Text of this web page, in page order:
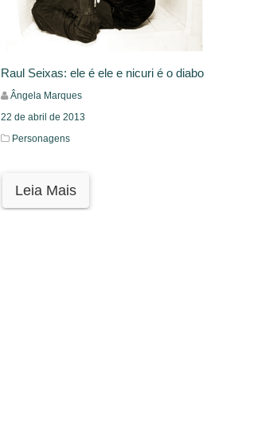
Raul Seixas: ele é ele e nicuri é o diabo
Ângela Marques
22 de abril de 2013
Personagens
Leia Mais